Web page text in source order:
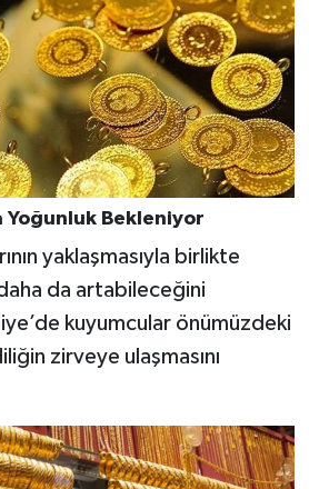
Yoğunluk Bekleniyor
yaklaşmasıyla birlikte
da artabileceğini
kuyumcular önümüzdeki
zirveye ulaşmasını